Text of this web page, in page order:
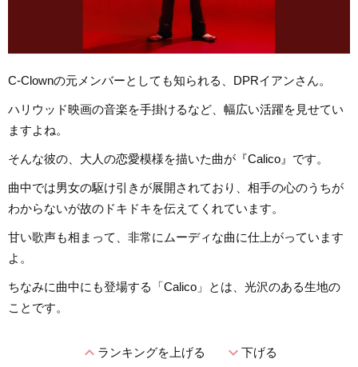
C-Clownの元メンバーとしても知られる、DPRイアンさん。
ハリウッド映画の音楽を手掛けるなど、幅広い活躍を見せてい
ますよね。
そんな彼の、大人の恋愛模様を描いた曲が『Calico』です。
曲中では男女の駆け引きが展開されており、相手の心のうちが
わからないが故のドキドキを伝えてくれています。
甘い歌声も相まって、非常にムーディな曲に仕上がっています
よ。
ちなみに曲中にも登場する「Calico」とは、光沢のある生地の
ことです。
expand_lessランキングを上げる expand_more下げる